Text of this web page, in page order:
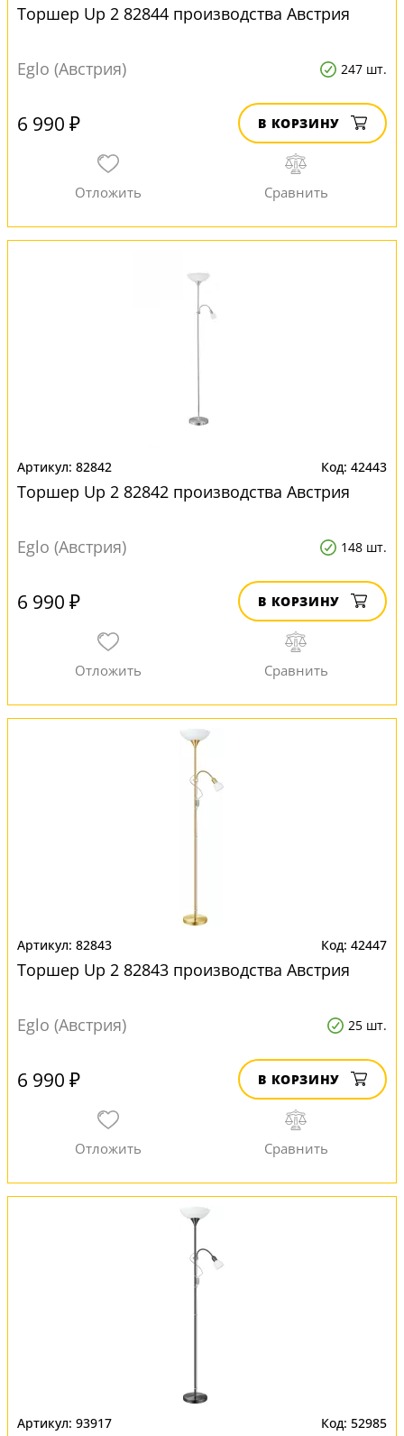
Торшер Up 2 82844 производства Австрия
Eglo (Австрия) 247 шт.
6 990 ₽ В КОРЗИНУ
82842 42443
Торшер Up 2 82842 производства Австрия
Eglo (Австрия) 148 шт.
6 990 ₽ В КОРЗИНУ
82843 42447
Торшер Up 2 82843 производства Австрия
Eglo (Австрия) 25 шт.
6 990 ₽ В КОРЗИНУ
93917 52985